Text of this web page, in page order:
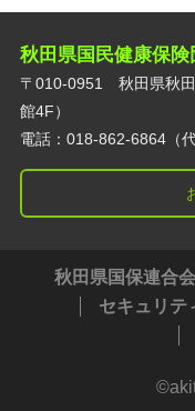
秋田県国民健康保険
〒010-0951 秋田県秋田
館4F）
電話：018-862-6864（
秋田県国保連合
セキュリテ